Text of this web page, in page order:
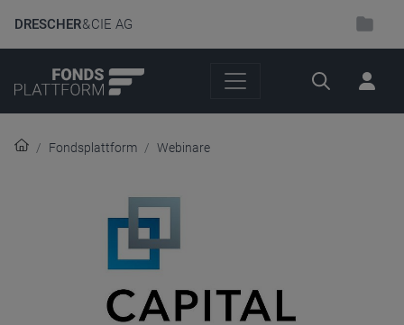
DRESCHER& CIE AG
Suche
Fondsplattform Webinare